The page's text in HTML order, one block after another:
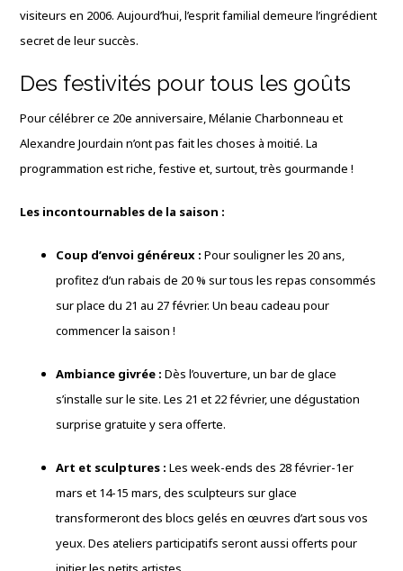
visiteurs en 2006. Aujourd’hui, l’esprit familial demeure l’ingrédient
secret de leur succès.
Des festivités pour tous les goûts
Pour célébrer ce 20e anniversaire, Mélanie Charbonneau et
Alexandre Jourdain n’ont pas fait les choses à moitié. La
programmation est riche, festive et, surtout, très gourmande !
Les incontournables de la saison :
Coup d’envoi généreux : Pour souligner les 20 ans,
profitez d’un rabais de 20 % sur tous les repas consommés
sur place du 21 au 27 février. Un beau cadeau pour
commencer la saison !
Ambiance givrée : Dès l’ouverture, un bar de glace
s’installe sur le site. Les 21 et 22 février, une dégustation
surprise gratuite y sera offerte.
Art et sculptures : Les week-ends des 28 février-1er
mars et 14-15 mars, des sculpteurs sur glace
transformeront des blocs gelés en œuvres d’art sous vos
yeux. Des ateliers participatifs seront aussi offerts pour